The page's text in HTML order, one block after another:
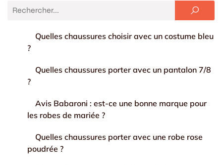
Quelles chaussures choisir avec un costume bleu
?
Quelles chaussures porter avec un pantalon 7/8
?
Avis Babaroni : est-ce une bonne marque pour
les robes de mariée ?
Quelles chaussures porter avec une robe rose
poudrée ?